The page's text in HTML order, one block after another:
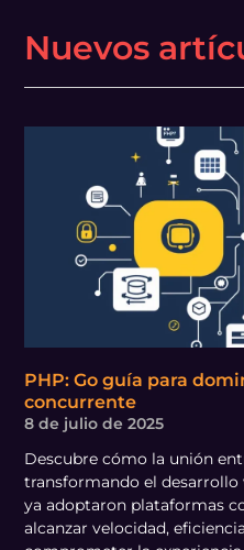
Nuevos
PHP: Go guía para
concurrente
8 de julio de 2025
Descubre cómo la unión
transformando el
ya adoptaron plataformas
alcanzar velocidad,